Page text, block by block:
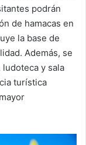
podrán
de hamacas en
la base de
Además, se
y sala
turística